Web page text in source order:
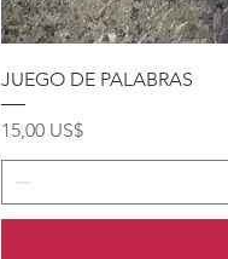
JUEGO DE PALABRAS
Precio
15,00 US$